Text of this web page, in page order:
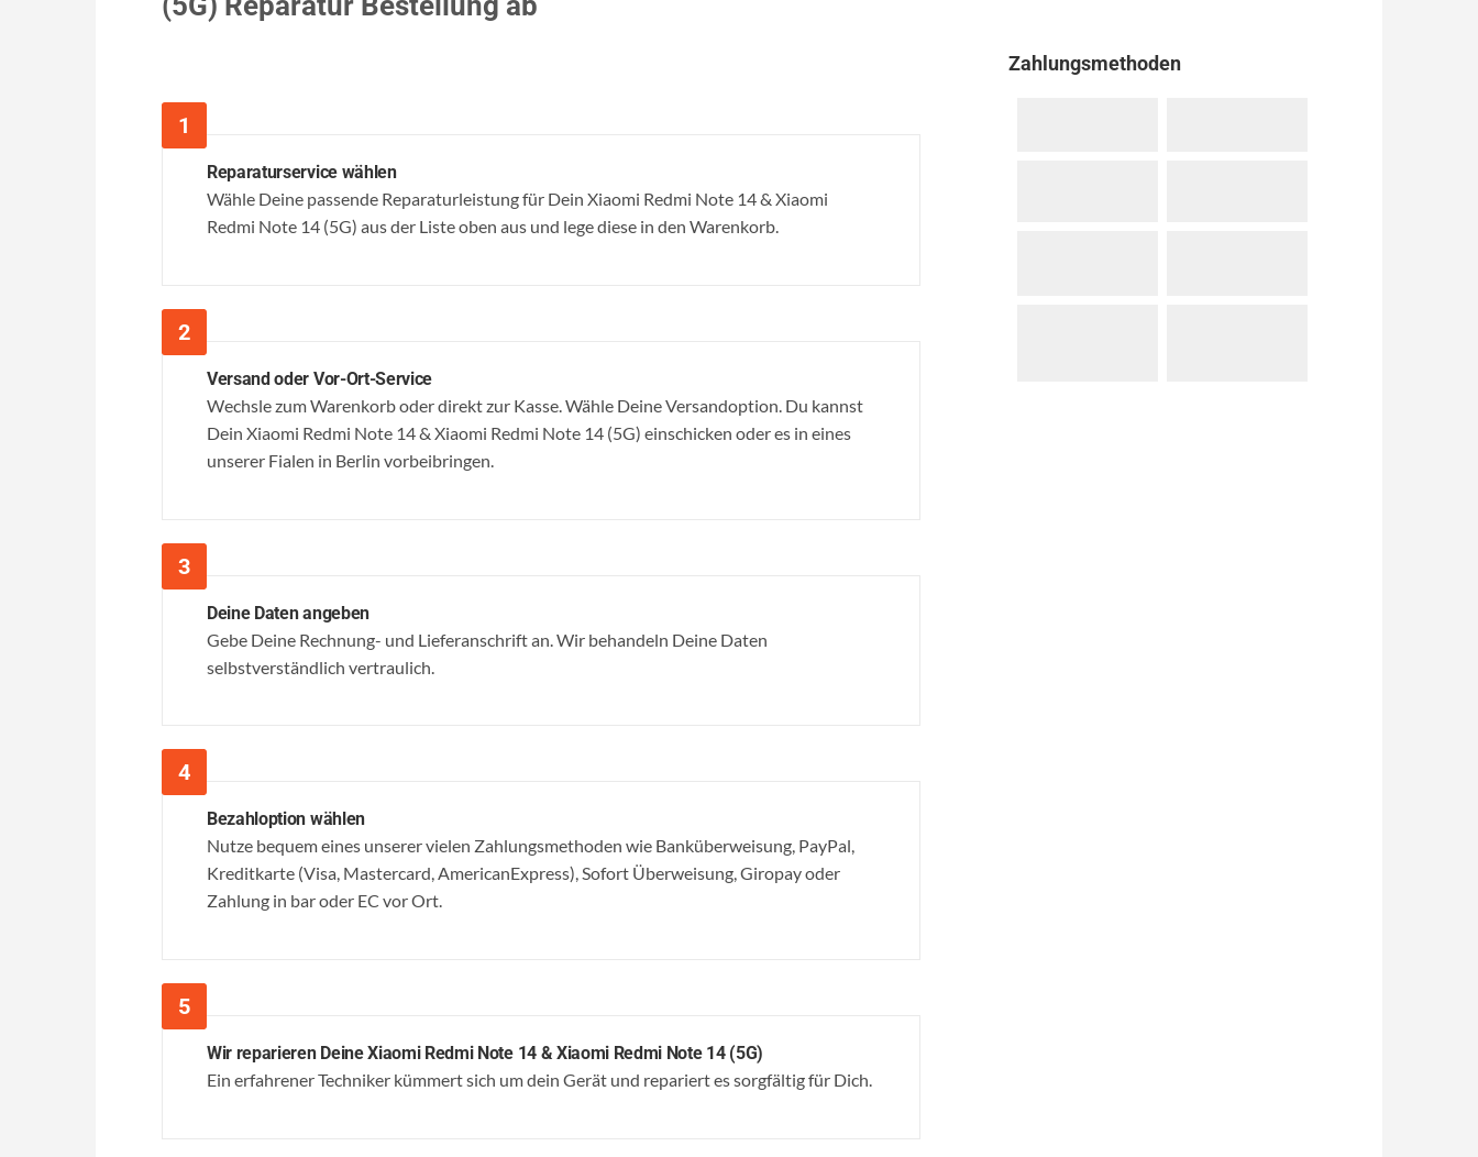
Reparaturservice wählen
Wähle Deine passende Reparaturleistung für Dein Xiaomi Redmi Note 14 & Xiaomi
Redmi Note 14 (5G) aus der Liste oben aus und lege diese in den Warenkorb.
Versand oder Vor-Ort-Service
Wechsle zum Warenkorb oder direkt zur Kasse. Wähle Deine Versandoption. Du kannst
Dein Xiaomi Redmi Note 14 & Xiaomi Redmi Note 14 (5G) einschicken oder es in eines
unserer Fialen in Berlin vorbeibringen.
Deine Daten angeben
Gebe Deine Rechnung- und Lieferanschrift an. Wir behandeln Deine Daten
selbstverständlich vertraulich.
Bezahloption wählen
Nutze bequem eines unserer vielen Zahlungsmethoden wie Banküberweisung, PayPal,
Kreditkarte (Visa, Mastercard, AmericanExpress), Sofort Überweisung, Giropay oder
Zahlung in bar oder EC vor Ort.
Wir reparieren Deine Xiaomi Redmi Note 14 & Xiaomi Redmi Note 14 (5G)
Ein erfahrener Techniker kümmert sich um dein Gerät und repariert es sorgfältig für Dich.
Zahlungsmethoden